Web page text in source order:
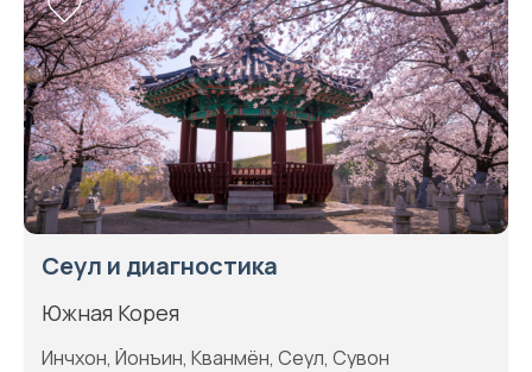
Сеул и диагностика
Южная Корея
Инчхон, Йонъин, Кванмён, Сеул, Сувон